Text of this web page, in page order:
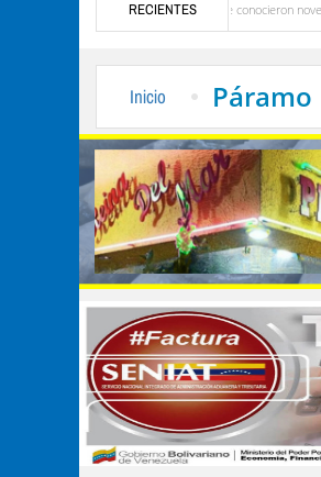
RECIENTES
llegaron las delegaciones y se conocieron novedades en
Inicio Páramo